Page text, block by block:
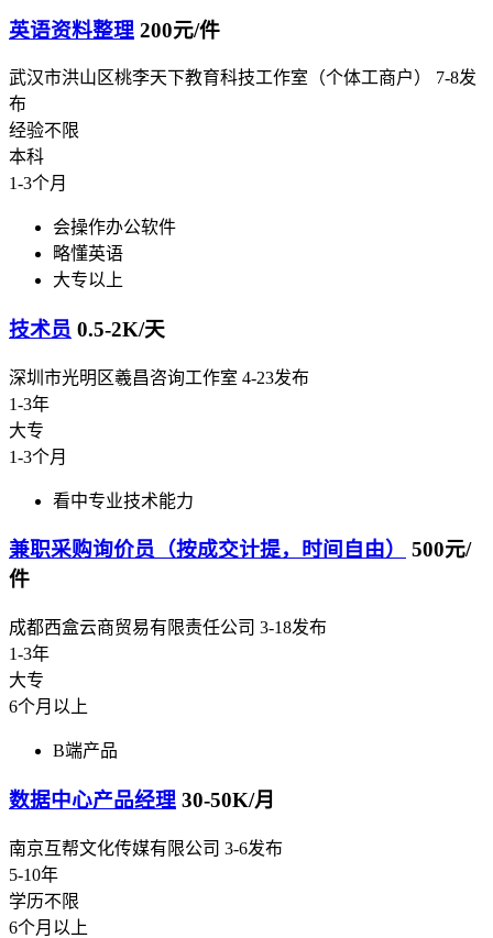
英语资料整理 200元/件
武汉市洪山区桃李天下教育科技工作室（个体工商户）
7-8发
布
经验不限
本科
1-3个月
会操作办公软件
略懂英语
大专以上
技术员 0.5-2K/天
深圳市光明区羲昌咨询工作室 4-23发布
1-3年
大专
1-3个月
看中专业技术能力
兼职采购询价员（按成交计提，时间自由）
500元/
件
成都西盒云商贸易有限责任公司 3-18发布
1-3年
大专
6个月以上
B端产品
数据中心产品经理 30-50K/月
南京互帮文化传媒有限公司 3-6发布
5-10年
学历不限
6个月以上